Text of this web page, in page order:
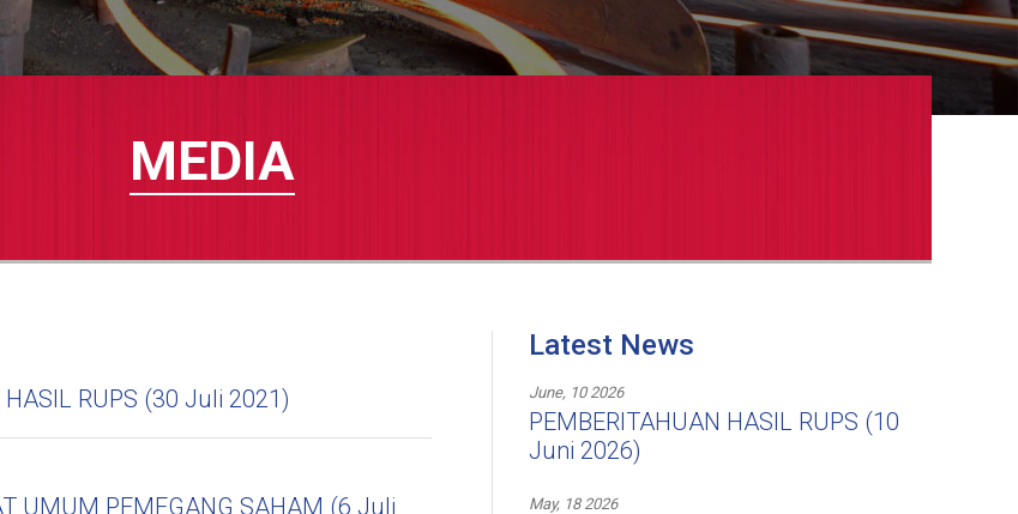
MEDIA
HASIL RUPS (30 Juli 2021)
UMUM PEMEGANG SAHAM (6 Juli
Latest News
June, 10 2026
PEMBERITAHUAN HASIL RUPS (10
Juni 2026)
May, 18 2026